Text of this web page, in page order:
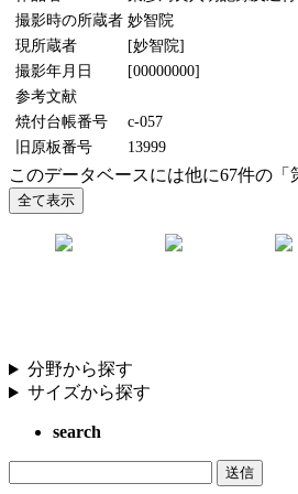
撮影時の所蔵者 妙智院
現所蔵者
[妙智院]
撮影年月日
[00000000]
参考文献
焼付台帳番号
c-057
旧原板番号
13999
このデータベースには他に67件の
分野から探す
サイズから探す
search